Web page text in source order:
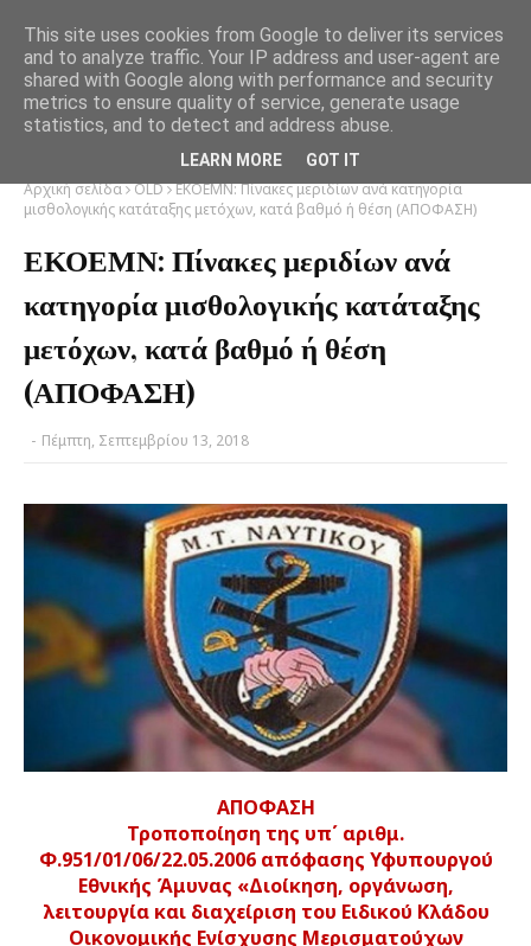
Αρχική σελίδα OLD ΕΚΟΕΜΝ: Πίνακες μεριδίων ανά κατηγορία
μισθολογικής κατάταξης μετόχων, κατά βαθμό ή θέση (ΑΠΟΦΑΣΗ)
ΕΚΟΕΜΝ: Πίνακες μεριδίων ανά
κατηγορία μισθολογικής κατάταξης
μετόχων, κατά βαθμό ή θέση
(ΑΠΟΦΑΣΗ)
- Πέμπτη, Σεπτεμβρίου 13, 2018
ΑΠΟΦΑΣΗ
Τροποποίηση της υπ΄ αριθμ.
Φ.951/01/06/22.05.2006 απόφασης Υφυπουργού
Εθνικής Άμυνας «Διοίκηση, οργάνωση,
λειτουργία και διαχείριση του Ειδικού Κλάδου
Οικονομικής Ενίσχυσης Μερισματούχων
This site uses cookies from Google to deliver its services
and to analyze traffic. Your IP address and user-agent are
shared with Google along with performance and security
metrics to ensure quality of service, generate usage
statistics, and to detect and address abuse.
LEARN MORE GOT IT